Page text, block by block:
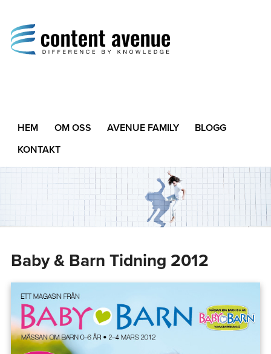
Difference by Knowledge
HEM OM OSS AVENUE FAMILY
BLOGG
KONTAKT
Baby & Barn Tidning 2012